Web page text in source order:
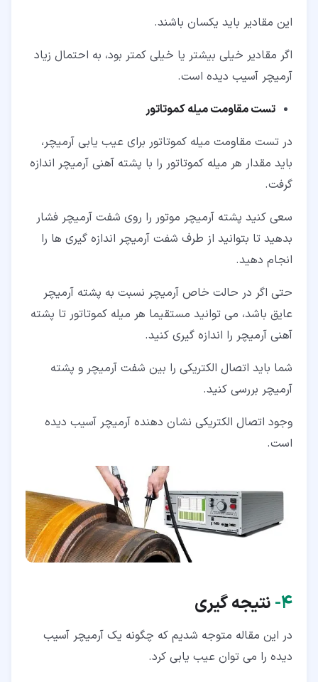
این مقادیر باید یکسان باشند.
اگر مقادیر خیلی بیشتر یا خیلی کمتر بود، به احتمال زیاد
آرمیچر آسیب دیده است.
تست مقاومت میله کموتاتور
در تست مقاومت میله کموتاتور برای عیب یابی آرمیچر،
باید مقدار هر میله کموتاتور را با پشته آهنی آرمیچر اندازه
گرفت.
سعی کنید پشته آرمیچر موتور را روی شفت آرمیچر فشار
بدهید تا بتوانید از طرف شفت آرمیچر اندازه گیری ها را
انجام دهید.
حتی اگر در حالت خاص آرمیچر نسبت به پشته آرمیچر
عایق باشد، می توانید مستقیما هر میله کموتاتور تا پشته
آهنی آرمیچر را اندازه گیری کنید.
شما باید اتصال الکتریکی را بین شفت آرمیچر و پشته
آرمیچر بررسی کنید.
وجود اتصال الکتریکی نشان دهنده آرمیچر آسیب دیده
است.
۴‏- نتیجه گیری
در این مقاله متوجه شدیم که چگونه یک آرمیچر آسیب
دیده را می توان عیب یابی کرد.